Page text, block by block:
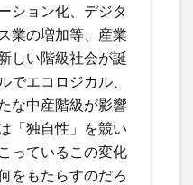
ション化、デジタ
業の増加等、産業
しい階級社会が誕
でエコロジカル、
な中産階級が影響
「独自性」を競い
っているこの変化
をもたらすのだろ